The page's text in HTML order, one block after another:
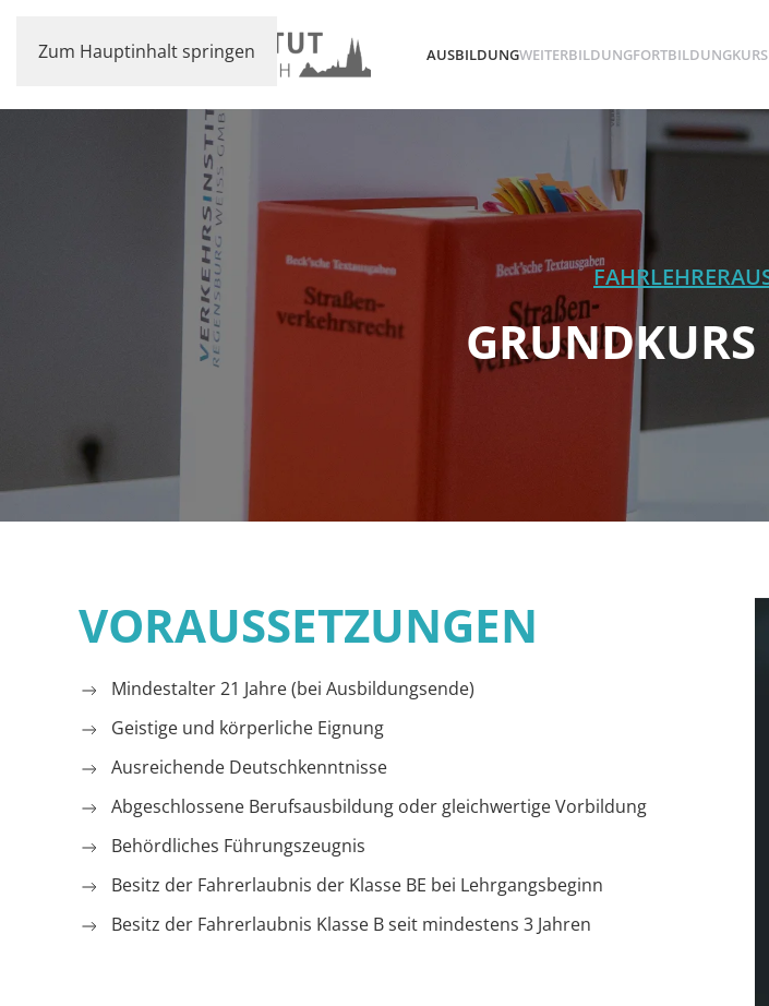
Zum Hauptinhalt springen AUSBILDUNGWEITERBILDUNGFORTBILDUNG
GRUNDKURS
VORAUSSETZUNGEN
Mindestalter 21 Jahre (bei Ausbildungsende)
Geistige und körperliche Eignung
Ausreichende Deutschkenntnisse
Abgeschlossene Berufsausbildung oder gleichwertige Vorbildung
Behördliches Führungszeugnis
Besitz der Fahrerlaubnis der Klasse BE bei Lehrgangsbeginn
Besitz der Fahrerlaubnis Klasse B seit mindestens 3 Jahren